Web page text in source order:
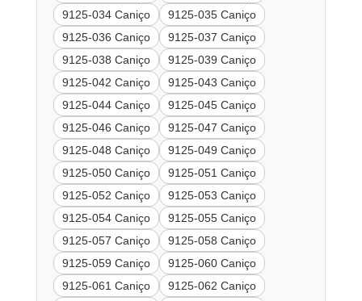
9125-034 Caniço
9125-035 Caniço
9125-036 Caniço
9125-037 Caniço
9125-038 Caniço
9125-039 Caniço
9125-042 Caniço
9125-043 Caniço
9125-044 Caniço
9125-045 Caniço
9125-046 Caniço
9125-047 Caniço
9125-048 Caniço
9125-049 Caniço
9125-050 Caniço
9125-051 Caniço
9125-052 Caniço
9125-053 Caniço
9125-054 Caniço
9125-055 Caniço
9125-057 Caniço
9125-058 Caniço
9125-059 Caniço
9125-060 Caniço
9125-061 Caniço
9125-062 Caniço